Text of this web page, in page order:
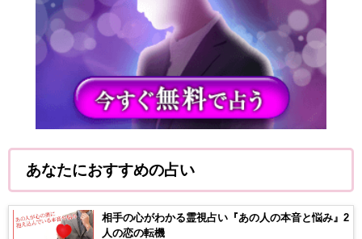
あなたにおすすめの占い
相手の心がわかる霊視占い『あの人の本音と悩み』2
人の恋の転機